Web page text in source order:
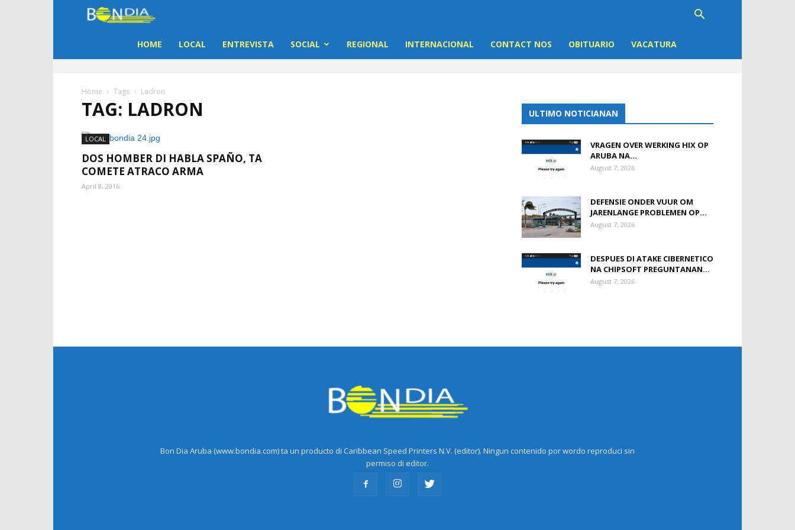
Dia
|
di
HOME LOCAL ENTREVISTA SOCIAL REGIONAL INTERNACIONAL CONTACT NOS OBITUARIO VACATURA
Home Tags Ladron
TAG: LADRON
LOCAL
DOS HOMBER DI HABLA SPAÑO, TA
COMETE ATRACO ARMA
April 8, 2016
ULTIMO NOTICIANAN
VRAGEN OVER WERKING HIX OP
ARUBA NA...
August 7, 2026
DEFENSIE ONDER VUUR OM
JARENLANGE PROBLEMEN OP...
August 7, 2026
DESPUES DI ATAKE CIBERNETICO
NA CHIPSOFT PREGUNTANAN...
August 7, 2026
Bon Dia Aruba (www.bondia.com) ta un producto di Caribbean Speed Printers N.V. (editor). Ningun contenido por wordo reproduci sin
permiso di editor.